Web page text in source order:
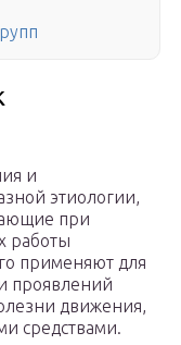
и
этиологии,
при
работы
применяют для
проявлений
движения,
средствами.